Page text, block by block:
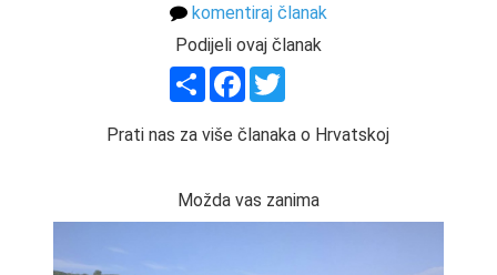
komentiraj članak
Podijeli ovaj članak
ShareFacebook
Prati nas za više članaka o Hrvatskoj
Možda vas zanima